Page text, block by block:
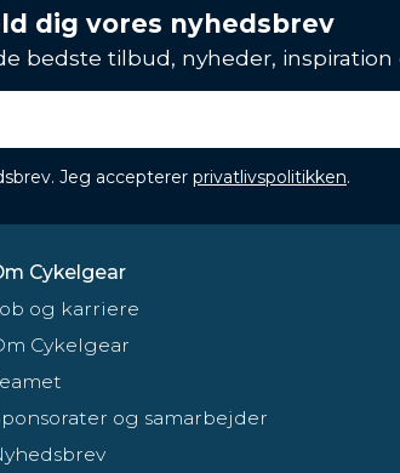
dig vores nyhedsbrev
bedste tilbud, nyheder, inspiration
Jeg accepterer privatlivspolitikken.
Cykelgear
og karriere
Cykelgear
og samarbejder